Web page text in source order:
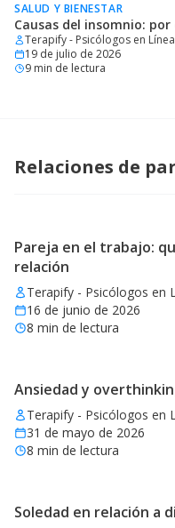
SALUD Y BIENESTAR
Causas del insomnio:
Terapify - Psicólogos en Línea
19 de julio de 2026
9 min de lectura
Relaciones de
Pareja en el trabajo:
relación
Terapify - Psicólogos en
16 de junio de 2026
8 min de lectura
Ansiedad y
Terapify - Psicólogos en
31 de mayo de 2026
8 min de lectura
Soledad en relación a